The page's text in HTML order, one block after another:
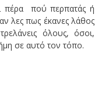
πέρα πού περπατάς ή
λες πως έκανες λάθος
όλους, όσοι,
σε αυτό τον τόπο.